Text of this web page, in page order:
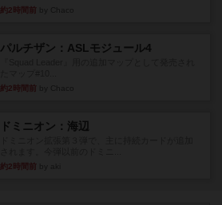
約2時間前
パルチザン：ASLモジュール4
約2時間前
ドミニオン：海辺
約2時間前